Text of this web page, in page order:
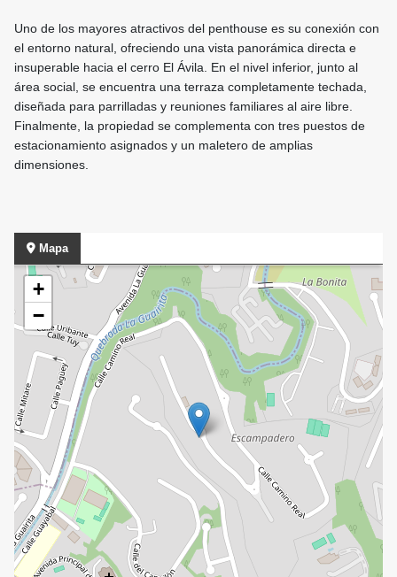
Uno de los mayores atractivos del penthouse es su conexión con
el entorno natural, ofreciendo una vista panorámica directa e
insuperable hacia el cerro El Ávila. En el nivel inferior, junto al
área social, se encuentra una terraza completamente techada,
diseñada para parrilladas y reuniones familiares al aire libre.
Finalmente, la propiedad se complementa con tres puestos de
estacionamiento asignados y un maletero de amplias
dimensiones.
Mapa
+
−